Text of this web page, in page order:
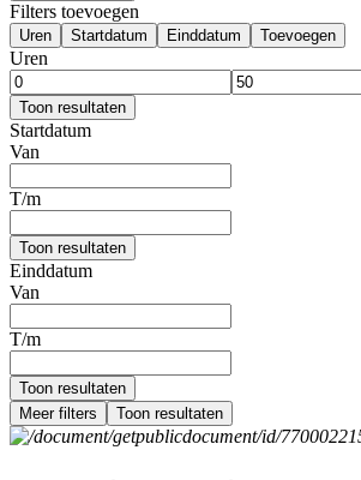
Filters toevoegen
Uren Startdatum Einddatum Toevoegen
Uren
Toon resultaten
Startdatum
Van
T/m
Toon resultaten
Einddatum
Van
T/m
Toon resultaten
Meer filters
Toon resultaten